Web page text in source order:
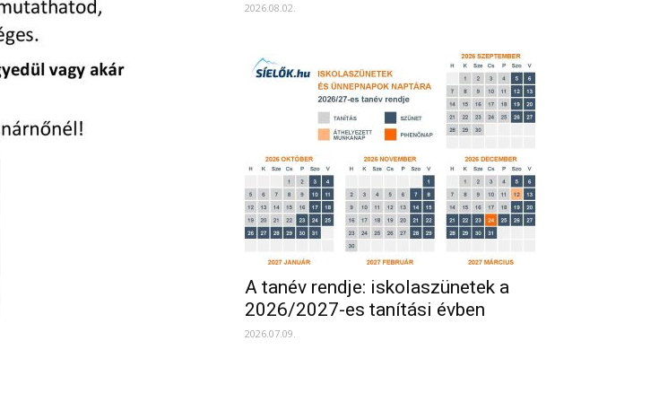
2026.08.02.
A tanév rendje: iskolaszünetek a
2026/2027-es tanítási évben
2026.07.09.